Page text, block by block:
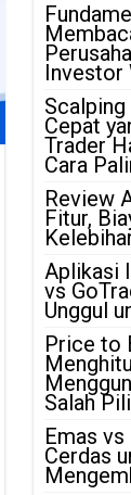
Investor
Scalping
Cepat
Trader
Cara
Review
Fitur,
Aplikasi
vs
Unggul
Price to
Salah
Emas
Cerdas